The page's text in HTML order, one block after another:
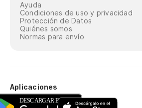
Ayuda
Condiciones de uso y privacidad
Protección de Datos
Quiénes somos
Normas para envío
Aplicaciones